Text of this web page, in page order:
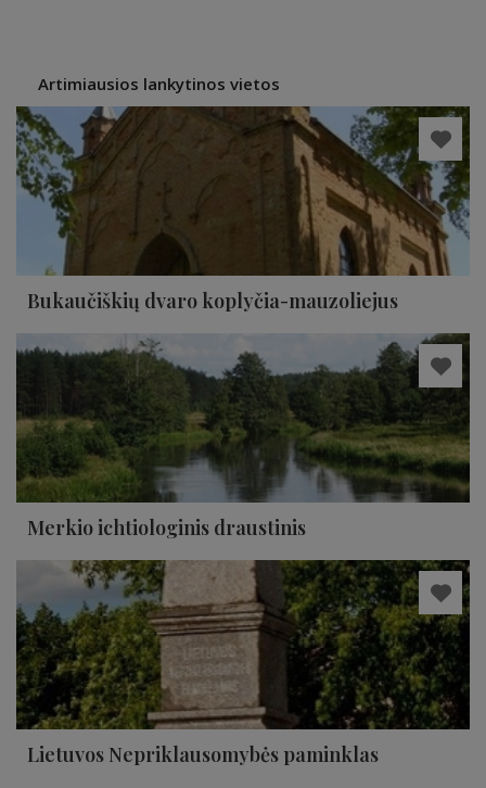
Artimiausios lankytinos vietos
Bukaučiškių dvaro koplyčia-mauzoliejus
Merkio ichtiologinis draustinis
Lietuvos Nepriklausomybės paminklas